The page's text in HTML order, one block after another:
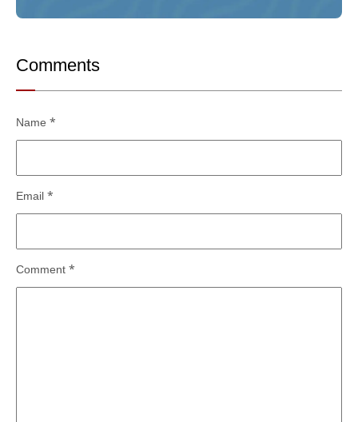
Comments
Comment *
Name *
Email *